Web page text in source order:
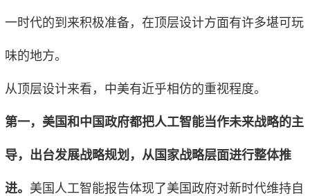
一时代的到来积极准备，在顶层设计方面有许多堪可玩
味的地方。
从顶层设计来看，中美有近乎相仿的重视程度。
第一，美国和中国政府都把人工智能当作未来战略的主
导，出台发展战略规划，从国家战略层面进行整体推
进。 美国人工智能报告体现了美国政府对新时代维持自